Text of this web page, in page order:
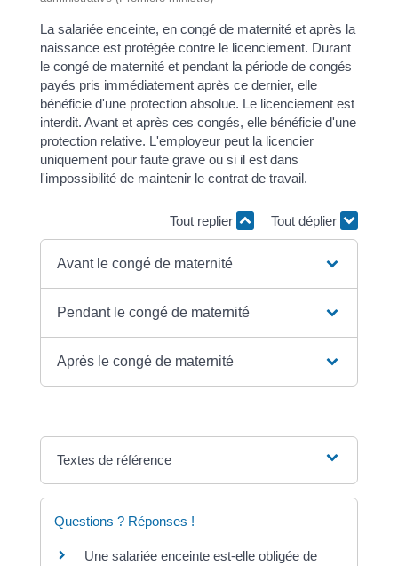
La salariée enceinte, en congé de maternité et après la
naissance est protégée contre le licenciement. Durant
le congé de maternité et pendant la période de congés
payés pris immédiatement après ce dernier, elle
bénéficie d'une protection absolue. Le licenciement est
interdit. Avant et après ces congés, elle bénéficie d'une
protection relative. L'employeur peut la licencier
uniquement pour faute grave ou si il est dans
l'impossibilité de maintenir le contrat de travail.
Tout replier Tout déplier
Avant le congé de maternité
Pendant le congé de maternité
Après le congé de maternité
Textes de référence
Questions ? Réponses !
Une salariée enceinte est-elle obligée de